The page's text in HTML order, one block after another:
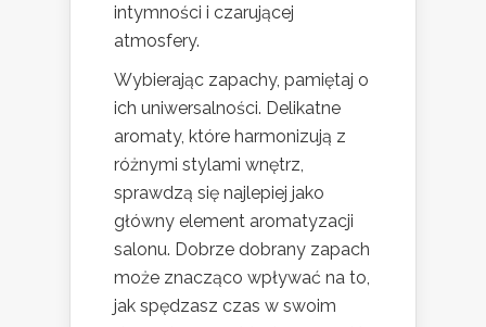
intymności i czarującej
atmosfery.
Wybierając zapachy, pamiętaj o
ich uniwersalności. Delikatne
aromaty, które harmonizują z
różnymi stylami wnętrz,
sprawdzą się najlepiej jako
główny element aromatyzacji
salonu. Dobrze dobrany zapach
może znacząco wpływać na to,
jak spędzasz czas w swoim